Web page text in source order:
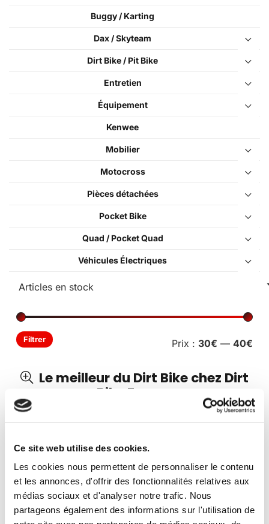
Ce site web utilise des cookies.
Les cookies nous permettent de personnaliser le contenu
et les annonces, d'offrir des fonctionnalités relatives aux
médias sociaux et d'analyser notre trafic. Nous
partageons également des informations sur l'utilisation de
Buggy / Karting
Dax / Skyteam
Dirt Bike / Pit Bike
Entretien
Équipement
Kenwee
Mobilier
Motocross
Pièces détachées
Pocket Bike
Quad / Pocket Quad
Véhicules Électriques
Filtrer Prix : 30€ — 40€
Le meilleur du Dirt Bike chez Dirt
Bike France
Vous avez besoin de pièces détachées ? Dirt Bike
Francevous propose l’un des plus riches catalogue de
pièces détachées en ligne.
Une question concernant un produit ?